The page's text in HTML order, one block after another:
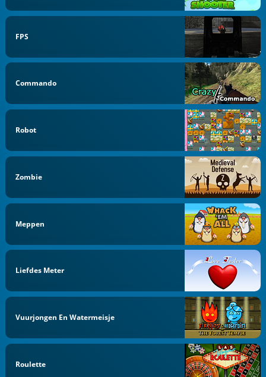
FPS
Commando
Robot
Zombie
Meppen
Liefdes Meter
Vuurjongen En Watermeisje
Roulette